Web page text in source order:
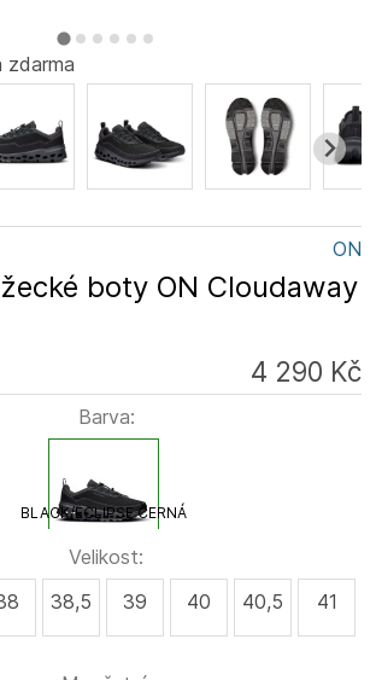
ON
boty ON Cloudaway
4 290 Kč
Barva:
BLACK/ECLIPSE ČERNÁ
Velikost:
38,5 39 40 40,5 41
zdarma